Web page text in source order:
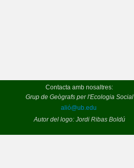
Contacta amb nosaltres:
Grup de Geògrafs per l'Ecologia Social
alió@ub.edu
Autor del logo: Jordi Ribas Boldú